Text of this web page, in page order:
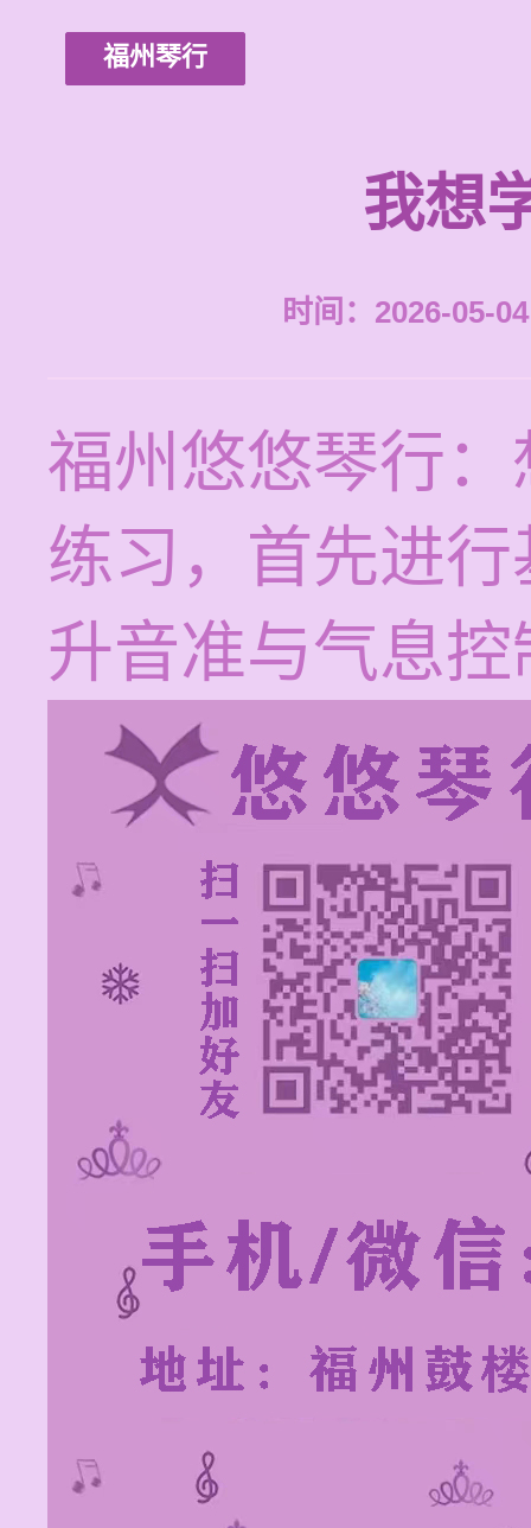
福州琴行
我想
时间：2026-05-
福州悠悠琴行
练习，首先进
升音准与气息控